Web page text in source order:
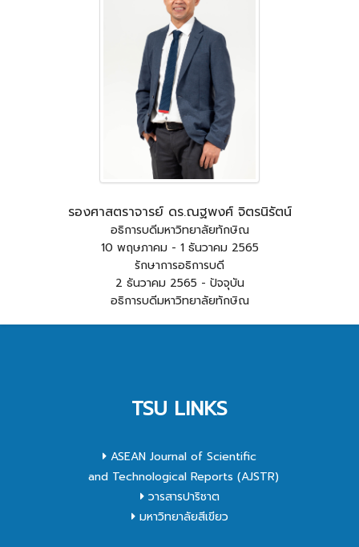
รองศาสตราจารย์ ดร.ณฐพงศ์ จิตรนิรัตน์
อธิการบดีมหาวิทยาลัยทักษิณ
10 พฤษภาคม - 1 ธันวาคม 2565
รักษาการอธิการบดี
2 ธันวาคม 2565 - ปัจจุบัน
อธิการบดีมหาวิทยาลัยทักษิณ
TSU LINKS
ASEAN Journal of Scientific
and Technological Reports (AJSTR)
วารสารปาริชาต
มหาวิทยาลัยสีเขียว